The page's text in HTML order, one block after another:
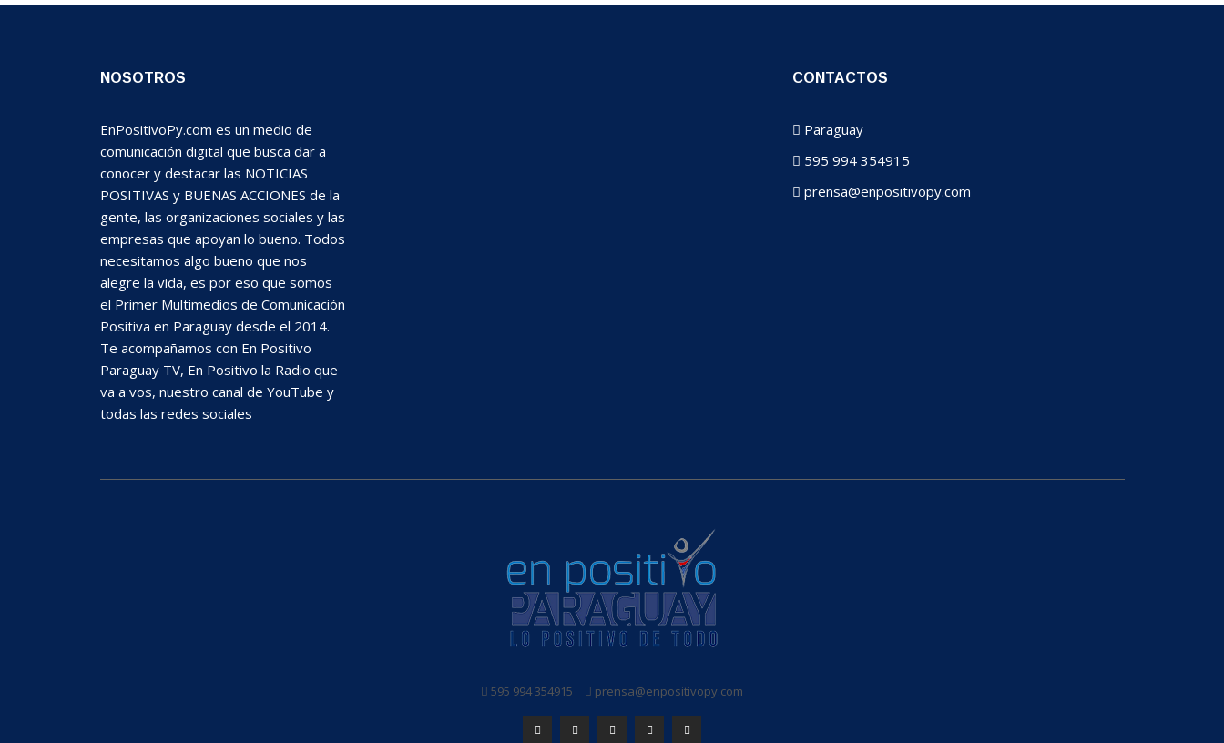
NOSOTROS
EnPositivoPy.com es un medio de
comunicación digital que busca dar a
conocer y destacar las NOTICIAS
POSITIVAS y BUENAS ACCIONES de la
gente, las organizaciones sociales y las
empresas que apoyan lo bueno. Todos
necesitamos algo bueno que nos
alegre la vida, es por eso que somos
el Primer Multimedios de Comunicación
Positiva en Paraguay desde el 2014.
Te acompañamos con En Positivo
Paraguay TV, En Positivo la Radio que
va a vos, nuestro canal de YouTube y
todas las redes sociales
CONTACTOS
Paraguay
595 994 354915
prensa@enpositivopy.com
595 994 354915 prensa@enpositivopy.com